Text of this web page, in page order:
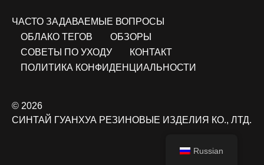
ЧАСТО ЗАДАВАЕМЫЕ ВОПРОСЫ
ОБЛАКО ТЕГОВ
ОБЗОРЫ
СОВЕТЫ ПО УХОДУ
КОНТАКТ
ПОЛИТИКА КОНФИДЕНЦИАЛЬНОСТИ
© 2026
СИНТАЙ ГУАНХУА РЕЗИНОВЫЕ ИЗДЕЛИЯ КО., ЛТД.
Russian